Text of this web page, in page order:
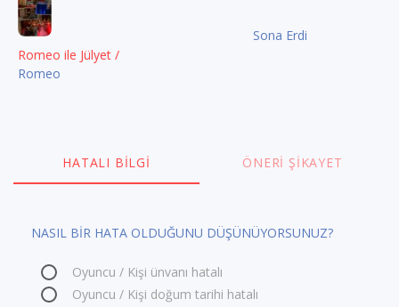
Romeo ile Jülyet /
Romeo
Sona Erdi
HATALI BILGI ÖNERI ŞIKAYET
NASIL BİR HATA OLDUĞUNU DÜŞÜNÜYORSUNUZ?
Oyuncu / Kişi ünvanı hatalı
Oyuncu / Kişi doğum tarihi hatalı